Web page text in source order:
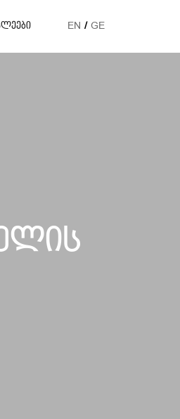
EN GE